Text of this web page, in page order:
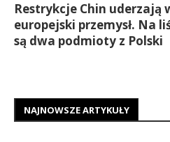
Restrykcje Chin uderzają
europejski przemysł. Na
są dwa podmioty z Polski
NAJNOWSZE ARTYKUŁY